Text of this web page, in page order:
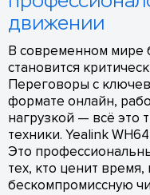
движении
В современном мире
становится
Переговоры с
формате онлайн,
нагрузкой — всё это
техники. Yealink
Это
тех, кто ценит
бескомпромиссную